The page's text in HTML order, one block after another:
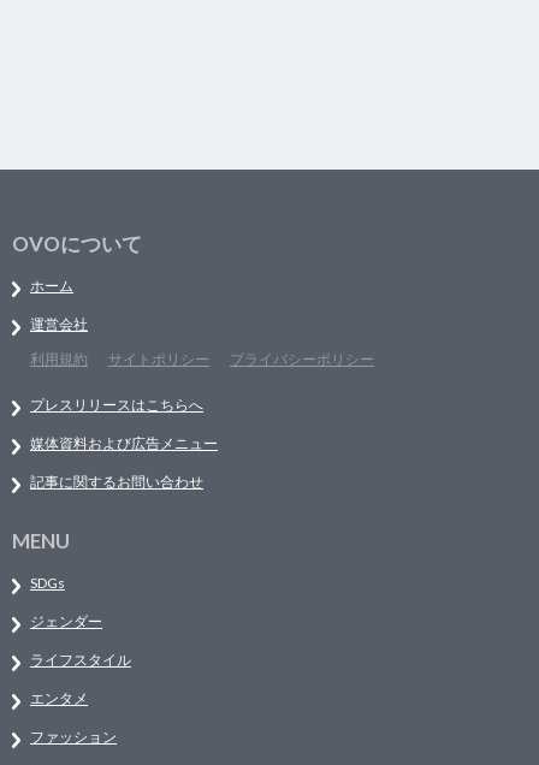
OVOについて
ホーム
運営会社
利用規約
サイトポリシー プライバシーポリシー
プレスリリースはこちらへ
媒体資料および広告メニュー
記事に関するお問い合わせ
MENU
SDGs
ジェンダー
ライフスタイル
エンタメ
ファッション